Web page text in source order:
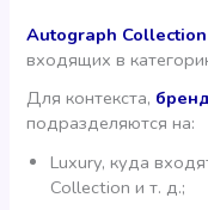
Autograph Collection
входящих в
Для контекста,
подразделяются на:
Luxury, куда
Collection и т. д.;